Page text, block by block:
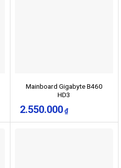
Mainboard Gigabyte B460
HD3
2.550.000 ₫